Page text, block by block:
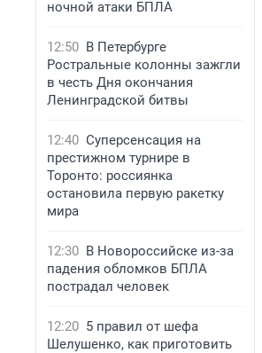
ночной атаки БПЛА
12:50 В Петербурге
Ростральные колонны зажгли
в честь Дня окончания
Ленинградской битвы
12:40 Суперсенсация на
престижном турнире в
Торонто: россиянка
остановила первую ракетку
мира
12:30 В Новороссийске из-за
падения обломков БПЛА
пострадал человек
12:20 5 правил от шефа
Шелушенко, как приготовить